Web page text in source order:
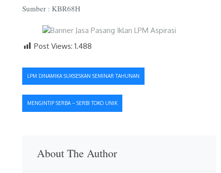
Sumber : KBR68H
Post Views: 1.488
Navigasi
pos
LPM DINAMIKA SUKSESKAN SEMINAR TAHUNAN
MENGINTIP SERBA – SERBI TOKO UNIK
About The Author